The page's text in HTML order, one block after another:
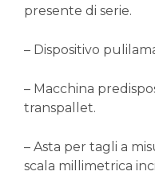
presente di serie.
– Dispositivo
– Macchina
transpallet.
– Asta per tagli a
scala millimetrica